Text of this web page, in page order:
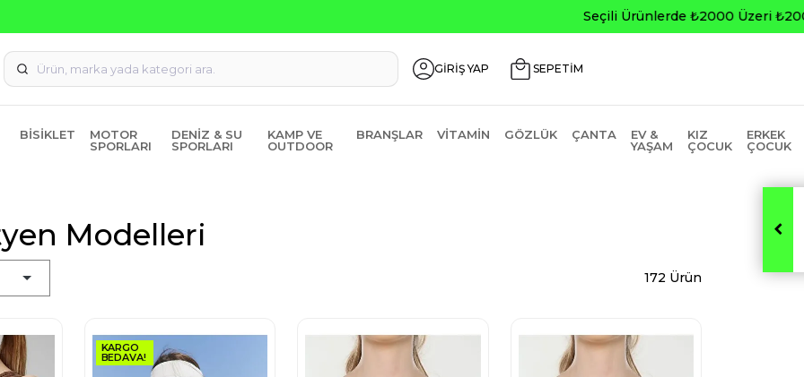
GİRİŞ YAP SEPETİM
BISIKLET
MOTOR
SPORLARI
DENIZ & SU
SPORLARI
KAMP VE
OUTDOOR
BRANŞLAR VITAMIN GÖZLÜK ÇANTA
EV &
YAŞAM
KIZ
ÇOCUK
ERKEK
ÇOCUK
Modelleri
172 Ürün
KARGO
BEDAVA!